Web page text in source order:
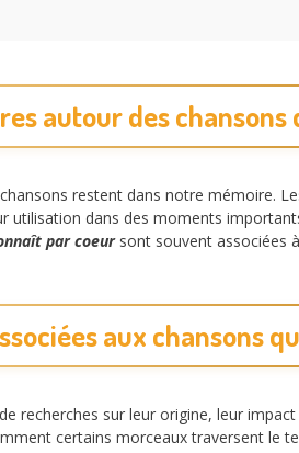
autour des chansons
restent dans notre mémoire.
utilisation dans des moments
par coeursont souvent associées
aux chansons
recherches sur leur origine, leur
certains morceaux traversent le